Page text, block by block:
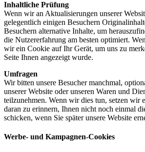
Inhaltliche Prüfung
Wenn wir an Aktualisierungen unserer
gelegentlich einigen Besuchern
Besuchern alternative Inhalte, um
die Nutzererfahrung am besten optimiert.
wir ein Cookie auf Ihr Gerät, um uns zu
Seite Ihnen angezeigt wurde.
Umfragen
Wir bitten unsere Besucher manchmal,
unserer Website oder unseren Waren und
teilzunehmen. Wenn wir dies tun, setzen wir
daran zu erinnern, Ihnen nicht noch einmal
schicken, wenn Sie später unsere Website
Werbe- und Kampagnen-Cookies